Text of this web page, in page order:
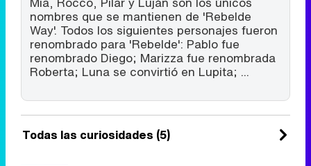
nombres que se mantienen de 'Rebelde
Way'. Todos los siguientes personajes fueron
renombrado para 'Rebelde': Pablo fue
renombrado Diego; Marizza fue renombrada
Roberta; Luna se convirtió en Lupita; ...
Todas las curiosidades (5)